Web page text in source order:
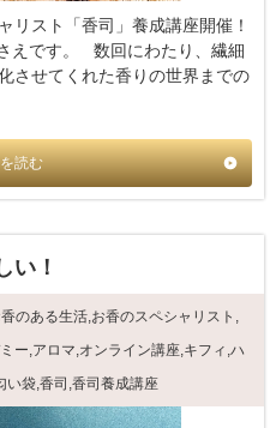
リスト「香司」養成講座開催！
えです。 数回にわたり、繊細
させてくれた香りの世界までの
読む
い！
のある生活,お香のスペシャリスト ,
ー,アロマ,オンライン講座,キフィ ,ハ
い袋,香司 ,香司養成講座